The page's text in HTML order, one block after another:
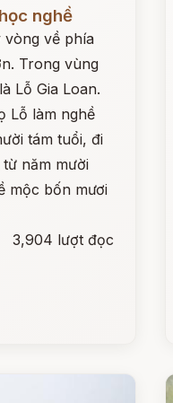
nghề
vòng về phía
Trong vùng
Lỗ Gia Loan.
Lỗ làm nghề
tám tuổi, đi
năm mười
mộc bốn mươi
3,904 lượt đọc